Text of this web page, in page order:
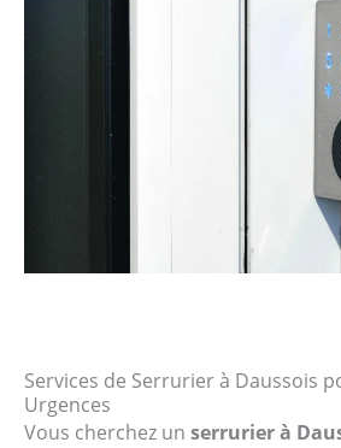
Services de Serrurier à Daussois
Urgences
Vous cherchez un serrurier à